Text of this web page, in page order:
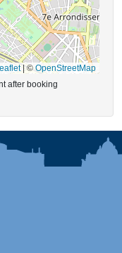
© OpenStreetMap
after booking